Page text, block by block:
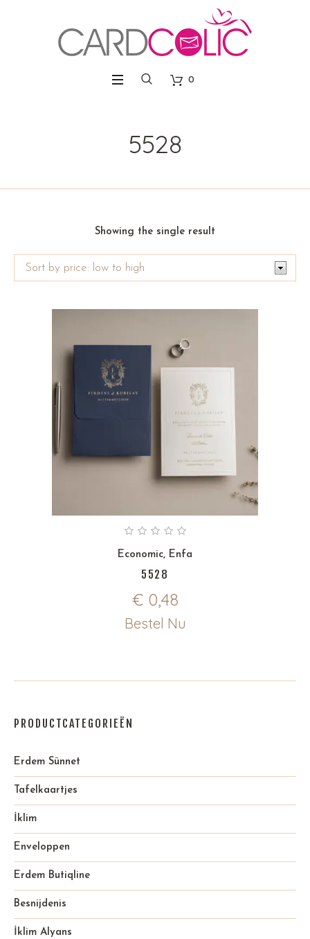
0
5528
Showing the single result
Economic, Enfa
5528
€ 0,48
Bestel Nu
PRODUCTCATEGORIEËN
Erdem Sünnet
Tafelkaartjes
İklim
Enveloppen
Erdem Butiqline
Besnijdenis
İklim Alyans